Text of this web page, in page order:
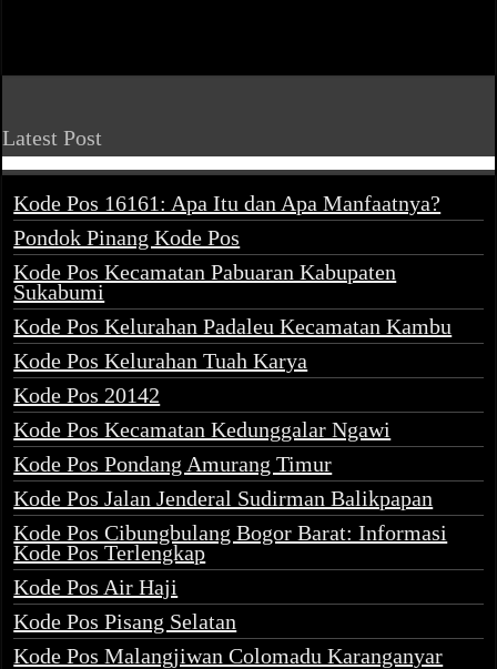
Latest Post
Kode Pos 16161: Apa Itu dan Apa Manfaatnya?
Pondok Pinang Kode Pos
Kode Pos Kecamatan Pabuaran Kabupaten
Sukabumi
Kode Pos Kelurahan Padaleu Kecamatan Kambu
Kode Pos Kelurahan Tuah Karya
Kode Pos 20142
Kode Pos Kecamatan Kedunggalar Ngawi
Kode Pos Pondang Amurang Timur
Kode Pos Jalan Jenderal Sudirman Balikpapan
Kode Pos Cibungbulang Bogor Barat: Informasi
Kode Pos Terlengkap
Kode Pos Air Haji
Kode Pos Pisang Selatan
Kode Pos Malangjiwan Colomadu Karanganyar